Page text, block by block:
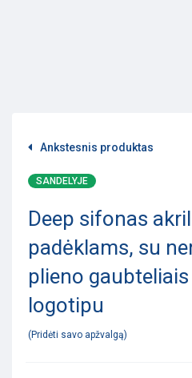
Ankstesnis produktas
SANDELYJE
Deep sifonas
padėklams, su
plieno
logotipu
Pridėti savo apžvalgą